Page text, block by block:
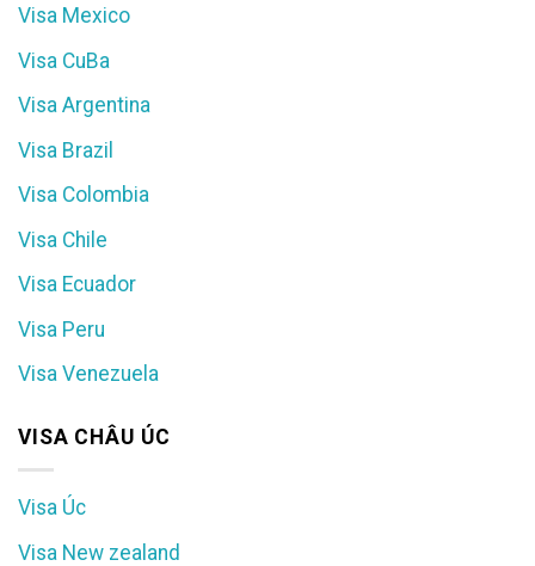
Visa Mexico
Visa CuBa
Visa Argentina
Visa Brazil
Visa Colombia
Visa Chile
Visa Ecuador
Visa Peru
Visa Venezuela
VISA CHÂU ÚC
Visa Úc
Visa New zealand